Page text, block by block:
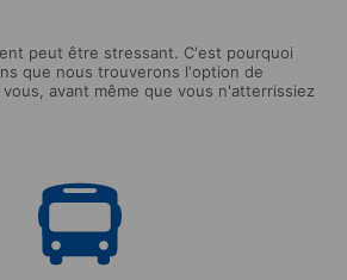
peut être stressant. C'est pourquoi
que nous trouverons l'option de
avant même que vous n'atterrissiez